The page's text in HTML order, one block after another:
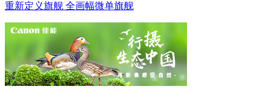
重新定义旗舰 全画幅微单旗舰